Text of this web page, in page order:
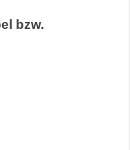
bzw.